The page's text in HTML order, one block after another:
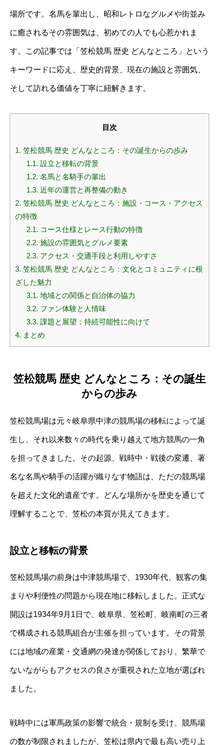
場所です。名馬を輩出し、昭和レトロなグルメや街並み
に癒されるその雰囲気は、初めての人でも心惹かれま
す。この記事では「笠松競馬 歴史 どんなところ」という
キーワードに応え、歴史的背景、現在の施設と雰囲気、
そして訪れる価値を丁寧に紐解きます。
目次
1. 笠松競馬 歴史 どんなところ：その誕生からの歩み
1.1. 設立と移転の背景
1.2. 名馬と名騎手の輩出
1.3. 近年の運営と再整備の動き
2. 笠松競馬 歴史 どんなところ：施設・コース・アクセス
の特徴
2.1. コース仕様とレース行動の特徴
2.2. 施設の雰囲気とグルメ要素
2.3. アクセス・交通手段と利用しやすさ
3. 笠松競馬 歴史 どんなところ：文化とコミュニティに根
ざした魅力
3.1. 地域との関係と自治体の協力
3.2. ファン体験と人情味
3.3. 課題と展望：持続可能性に向けて
4. まとめ
笠松競馬 歴史 どんなところ：その誕生
からの歩み
笠松競馬場は元々岐阜県中津の競馬場の移転によって誕
生し、それ以来数々の時代を乗り越えて地方競馬の一角
を担ってきました。その起源、戦時中・戦後の変遷、著
名な名馬や騎手の活躍が織りなす物語は、ただの競馬場
を超えた文化的遺産です。どんな場所かを歴史を通じて
理解することで、笠松の本質が見えてきます。
設立と移転の背景
笠松競馬場の前身は中津競馬場で、1930年代、観客の集
まりや利便性の問題から現在地に移転しました。正式な
開設は1934年9月1日で、岐阜県、笠松町、岐南町の三者
で構成される競馬組合が主催を担っています。その背景
には地域の産業・交通網の発達が関係しており、繁華で
ないながらもアクセスの良さが重視された立地が選ばれ
ました。
戦時中には軍馬政策の影響で統合・規制を受け、競馬場
の数が制限されましたが、笠松は県内で最も高い売り上